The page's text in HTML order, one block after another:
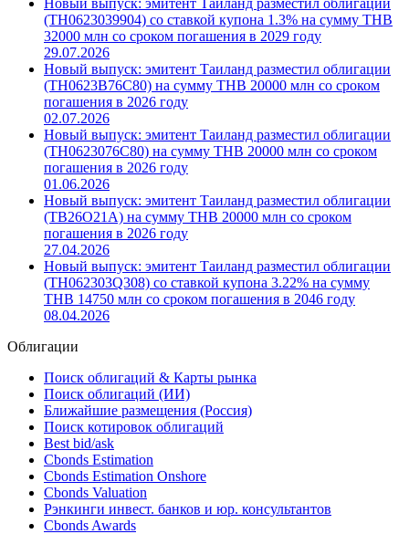
Другие новости компании
Новый выпуск: эмитент Таиланд разместил облигации
(TH0623039904) со ставкой купона 1.3% на сумму THB
32000 млн со сроком погашения в 2029 году
29.07.2026
Новый выпуск: эмитент Таиланд разместил облигации
(TH0623B76C80) на сумму THB 20000 млн со сроком
погашения в 2026 году
02.07.2026
Новый выпуск: эмитент Таиланд разместил облигации
(TH0623076C80) на сумму THB 20000 млн со сроком
погашения в 2026 году
01.06.2026
Новый выпуск: эмитент Таиланд разместил облигации
(TB26O21A) на сумму THB 20000 млн со сроком
погашения в 2026 году
27.04.2026
(TH062303Q308) со ставкой купона 3.22% на сумму
08.04.2026
Облигации
Поиск облигаций & Карты рынка
Поиск облигаций (ИИ)
Ближайшие размещения (Россия)
Поиск котировок облигаций
Best bid/ask
Cbonds Estimation